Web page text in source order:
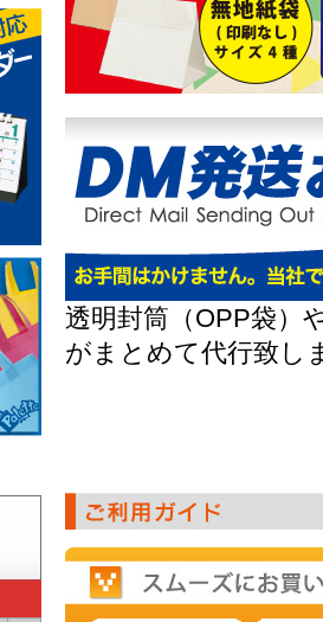
透明封筒（OPP袋）
がまとめて代行致し